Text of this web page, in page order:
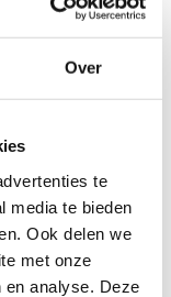
Over
te
media te bieden
Ook delen we
met onze
analyse. Deze
op de kaart
hand-oog
eigen verhalen en